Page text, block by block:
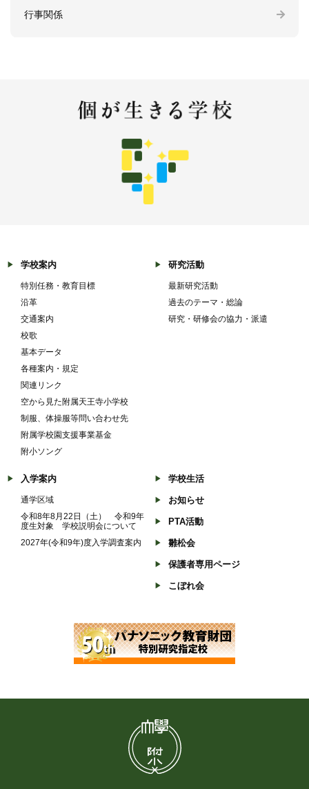
行事関係
学校案内
特別任務・教育目標
沿革
交通案内
校歌
基本データ
各種案内・規定
関連リンク
空から見た附属天王寺小学校
制服、体操服等問い合わせ先
附属学校園支援事業基金
附小ソング
研究活動
最新研究活動
過去のテーマ・総論
研究・研修会の協力・派遣
入学案内
通学区域
令和8年8月22日（土） 令和9年
度生対象 学校説明会について
2027年(令和9年)度入学調査案内
学校生活
お知らせ
PTA活動
雛松会
保護者専用ページ
こぼれ会